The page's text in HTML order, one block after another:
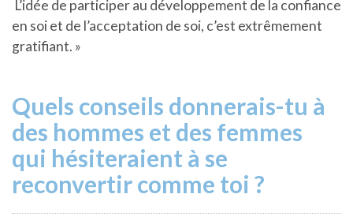
L’idée de participer au développement de la confiance
en soi et de l’acceptation de soi, c’est extrêmement
gratifiant. »
Quels conseils donnerais-tu à
des hommes et des femmes
qui hésiteraient à se
reconvertir comme toi ?